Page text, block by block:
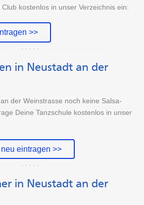
kostenlos in unser Verzeichnis ein:
>>
in Neustadt an der
der Weinstrasse noch keine Salsa-
Deine Tanzschule kostenlos in unser
eintragen >>
in Neustadt an der